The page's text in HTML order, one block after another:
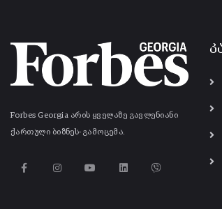
Forbes Georgia არის ყველაზე გავლენიანი
ქართული ბიზნეს-გამოცემა.